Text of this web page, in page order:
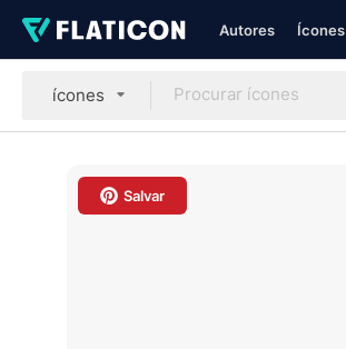
Autores Ícones
ícones
Salvar